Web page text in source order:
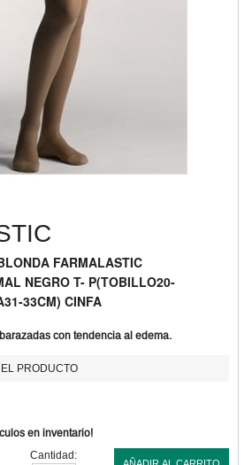
FARMALASTIC
NEGRO T- P(TOBILLO20-
33CM) CINFA
con tendencia al edema.
PRODUCTO
en inventario!
Cantidad: